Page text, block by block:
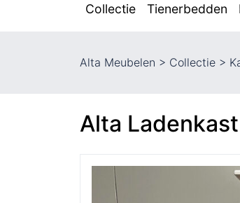
Collectie Tienerbedden
Alta Meubelen > Collectie >
Alta